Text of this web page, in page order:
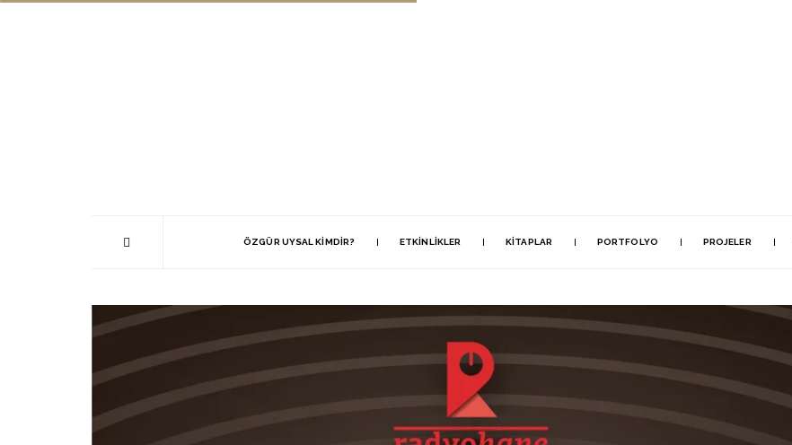
ÖZGÜR UYSAL KIMDIR? ETKINLIKLER KITAPLAR PORTFOLYO PROJELER